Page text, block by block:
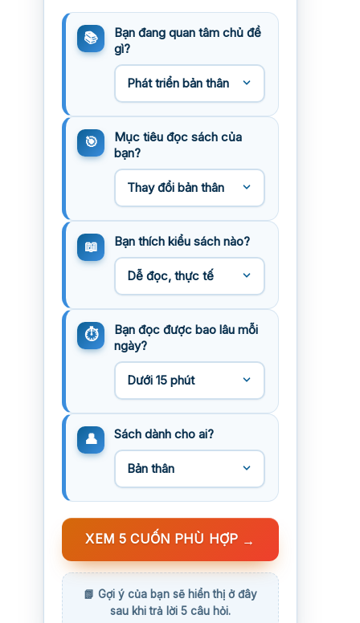
Bạn đang quan tâm chủ đề
gì?
Mục tiêu đọc sách của
bạn?
Bạn thích kiểu sách nào?
Bạn đọc được bao lâu mỗi
ngày?
Sách dành cho ai?
XEM 5 CUỐN PHÙ HỢP →